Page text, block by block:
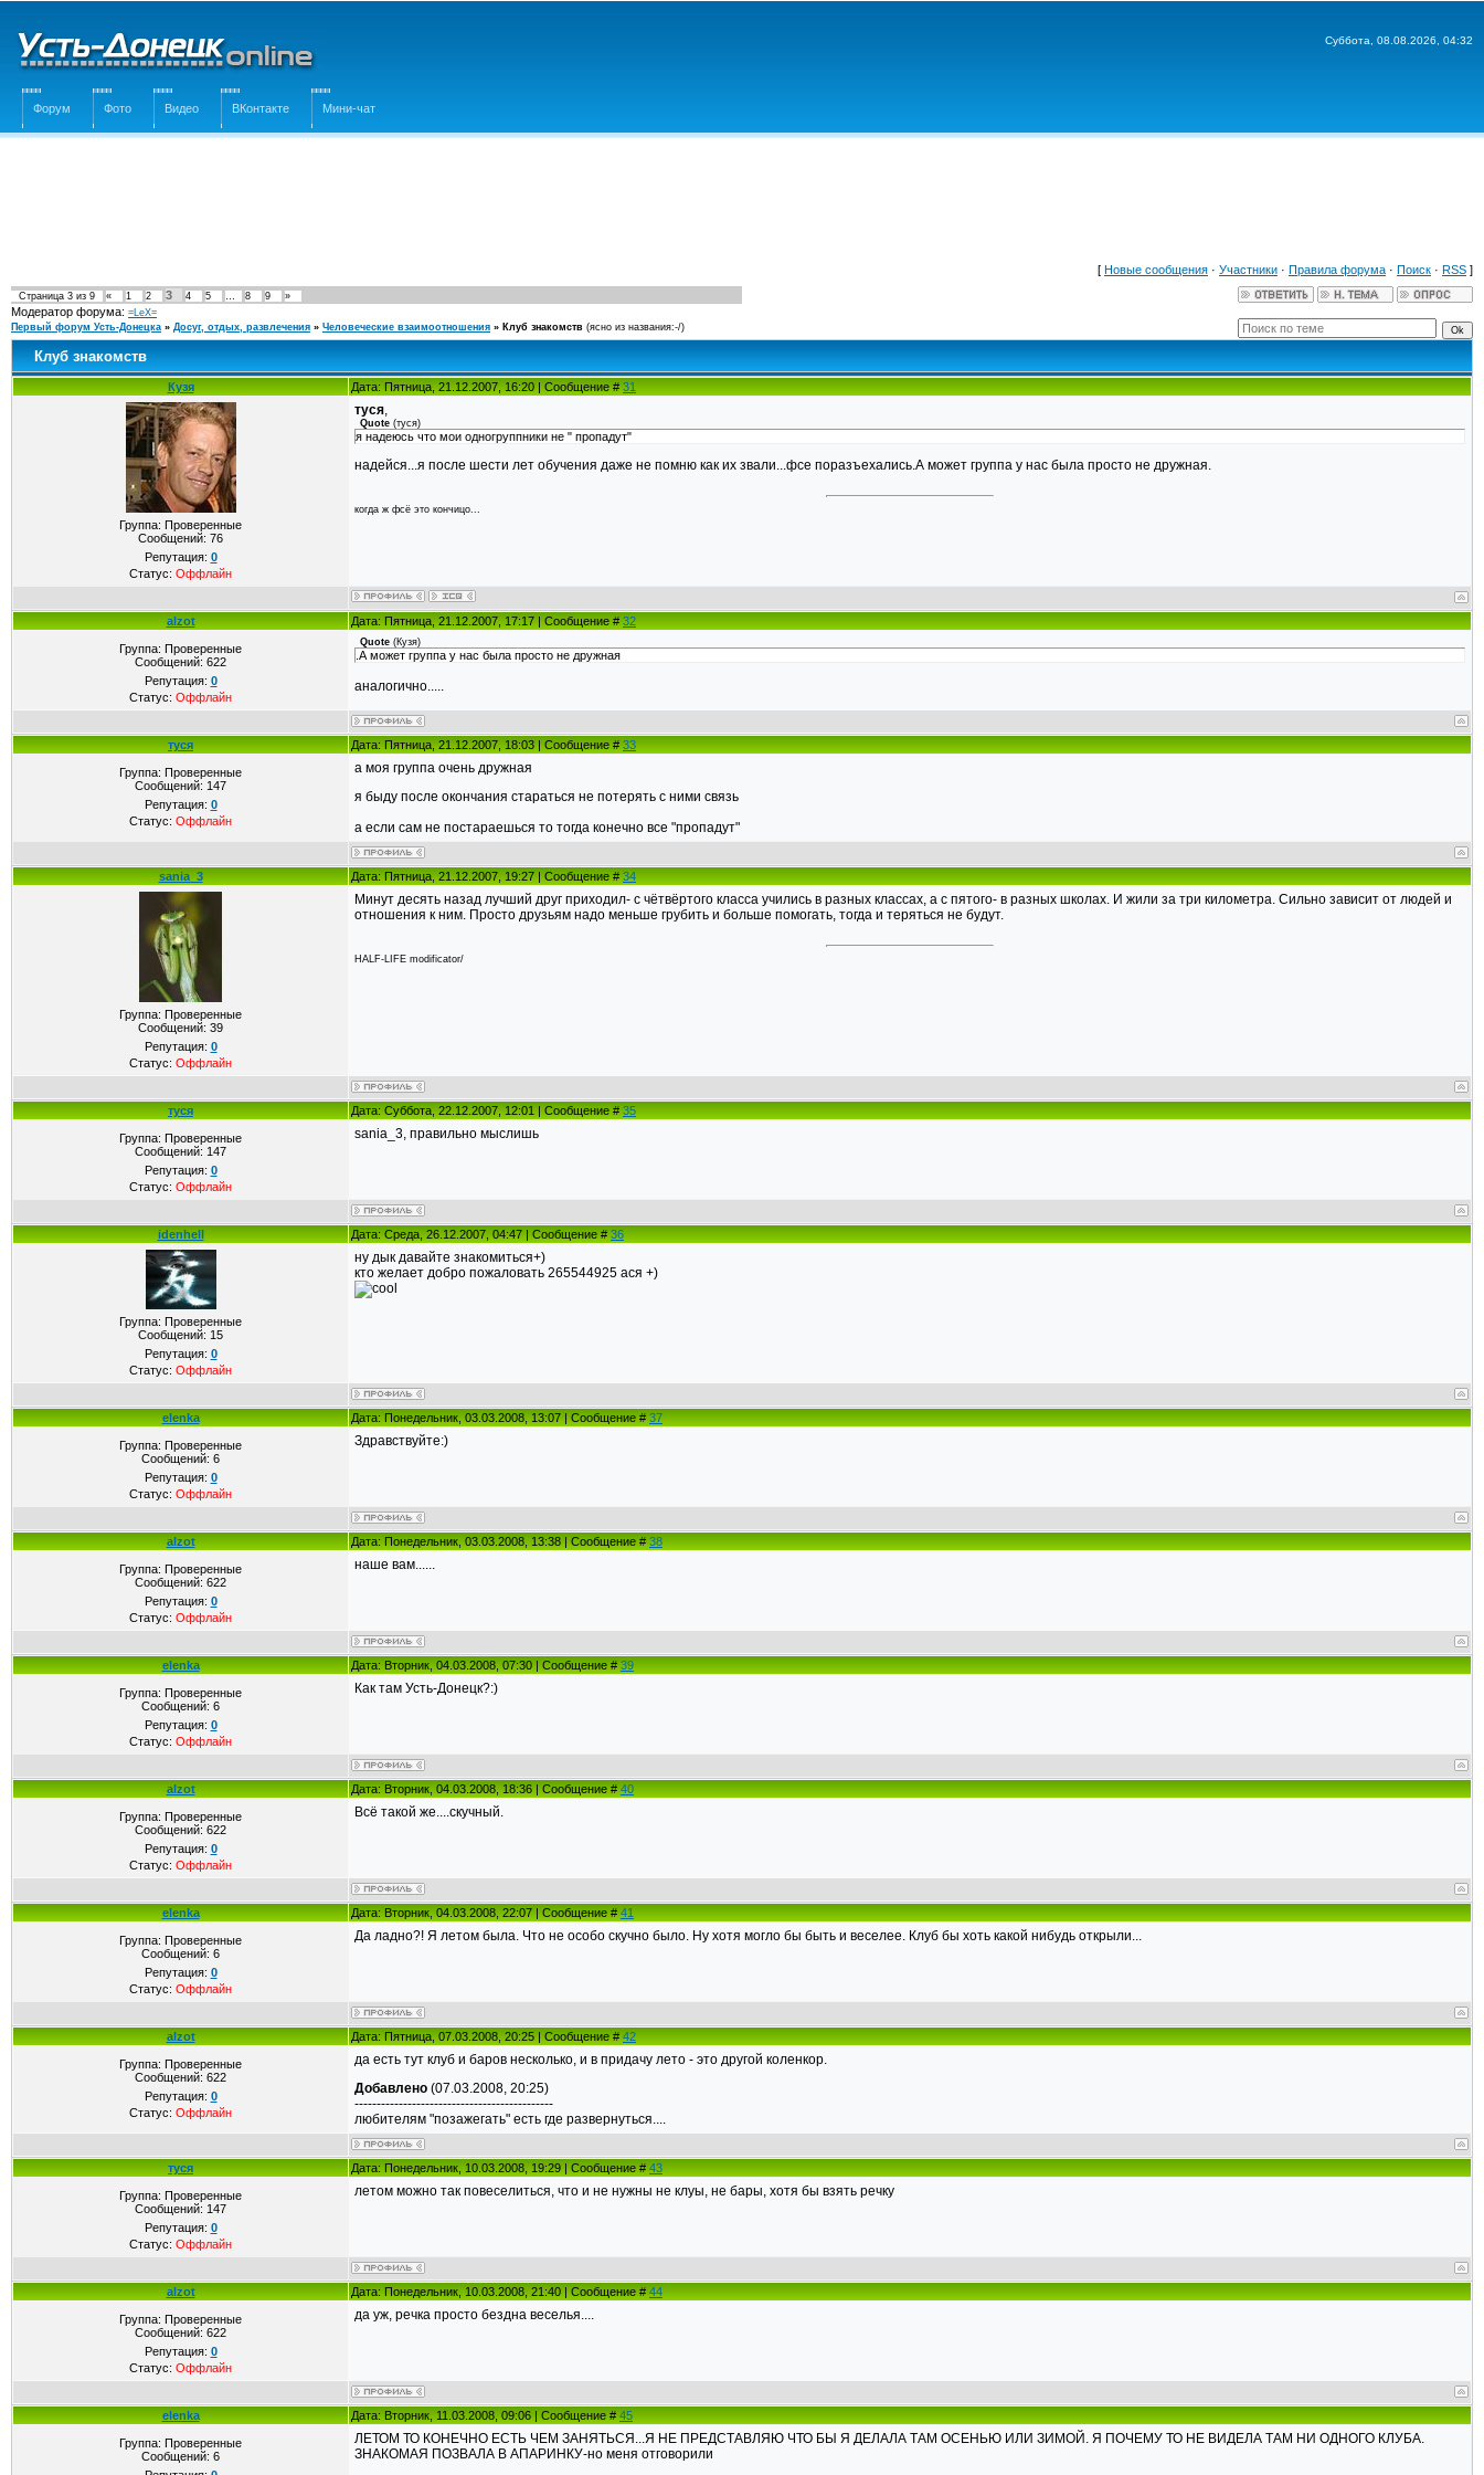
Суббота, 08.08.2026, 04:32
Форум Фото Видео ВКонтакте Мини-чат
[ Новые сообщения · Участники · Правила форума · Поиск · RSS ]
Страница 3 из 9 « 1 2 3 4 5 … 8 9 »
Модератор форума: =LeX=
Первый форум Усть-Донецка » Досуг, отдых, развлечения » Человеческие взаимоотношения » Клуб знакомств (ясно из названия:-/)
Клуб знакомств
Кузя Дата: Пятница, 21.12.2007, 16:20 | Сообщение #31
Группа: Проверенные
Сообщений: 76
Репутация: 0
Статус: Оффлайн
туся,
Quote (туся)
я надеюсь что мои одногруппники не " пропадут"
надейся...я после шести лет обучения даже не помню как их звали...фсе поразъехались.А может группа у нас была просто не дружная.
когда ж фсё это кончицо...
alzot Дата: Пятница, 21.12.2007, 17:17 | Сообщение #32
Группа: Проверенные
Сообщений: 622
Репутация: 0
Статус: Оффлайн
Quote (Кузя)
.А может группа у нас была просто не дружная
аналогично.....
туся Дата: Пятница, 21.12.2007, 18:03 | Сообщение #33
Группа: Проверенные
Сообщений: 147
Репутация: 0
Статус: Оффлайн
а моя группа очень дружная
я быду после окончания стараться не потерять с ними связь
а если сам не постараешься то тогда конечно все "пропадут"
sania_3 Дата: Пятница, 21.12.2007, 19:27 | Сообщение #34
Группа: Проверенные
Сообщений: 39
Репутация: 0
Статус: Оффлайн
Минут десять назад лучший друг приходил- с чётвёртого класса учились в разных классах, а с пятого- в разных школах. И жили за три километра. Сильно зависит от людей и
отношения к ним. Просто друзьям надо меньше грубить и больше помогать, тогда и теряться не будут.
HALF-LIFE modificator/
туся Дата: Суббота, 22.12.2007, 12:01 | Сообщение #35
Группа: Проверенные
Сообщений: 147
Репутация: 0
Статус: Оффлайн
sania_3, правильно мыслишь
idenhell Дата: Среда, 26.12.2007, 04:47 | Сообщение #36
Группа: Проверенные
Сообщений: 15
Репутация: 0
Статус: Оффлайн
ну дык давайте знакомиться+)
кто желает добро пожаловать 265544925 ася +)
elenka Дата: Понедельник, 03.03.2008, 13:07 | Сообщение #37
Группа: Проверенные
Сообщений: 6
Репутация: 0
Статус: Оффлайн
Здравствуйте:)
alzot Дата: Понедельник, 03.03.2008, 13:38 | Сообщение #38
Группа: Проверенные
Сообщений: 622
Репутация: 0
Статус: Оффлайн
наше вам......
elenka Дата: Вторник, 04.03.2008, 07:30 | Сообщение #39
Группа: Проверенные
Сообщений: 6
Репутация: 0
Статус: Оффлайн
Как там Усть-Донецк?:)
alzot Дата: Вторник, 04.03.2008, 18:36 | Сообщение #40
Группа: Проверенные
Сообщений: 622
Репутация: 0
Статус: Оффлайн
Всё такой же....скучный.
elenka Дата: Вторник, 04.03.2008, 22:07 | Сообщение #41
Группа: Проверенные
Сообщений: 6
Репутация: 0
Статус: Оффлайн
Да ладно?! Я летом была. Что не особо скучно было. Ну хотя могло бы быть и веселее. Клуб бы хоть какой нибудь открыли...
alzot Дата: Пятница, 07.03.2008, 20:25 | Сообщение #42
Группа: Проверенные
Сообщений: 622
Репутация: 0
Статус: Оффлайн
да есть тут клуб и баров несколько, и в придачу лето - это другой коленкор.
Добавлено (07.03.2008, 20:25)
---------------------------------------------
любителям "позажегать" есть где развернуться....
туся Дата: Понедельник, 10.03.2008, 19:29 | Сообщение #43
Группа: Проверенные
Сообщений: 147
Репутация: 0
Статус: Оффлайн
летом можно так повеселиться, что и не нужны не клуы, не бары, хотя бы взять речку
alzot Дата: Понедельник, 10.03.2008, 21:40 | Сообщение #44
Группа: Проверенные
Сообщений: 622
Репутация: 0
Статус: Оффлайн
да уж, речка просто бездна веселья....
elenka Дата: Вторник, 11.03.2008, 09:06 | Сообщение #45
Группа: Проверенные
Сообщений: 6
ЛЕТОМ ТО КОНЕЧНО ЕСТЬ ЧЕМ ЗАНЯТЬСЯ...Я НЕ ПРЕДСТАВЛЯЮ ЧТО БЫ Я ДЕЛАЛА ТАМ ОСЕНЬЮ ИЛИ ЗИМОЙ. Я ПОЧЕМУ ТО НЕ ВИДЕЛА ТАМ НИ ОДНОГО КЛУБА.
ЗНАКОМАЯ ПОЗВАЛА В АПАРИНКУ-но меня отговорили